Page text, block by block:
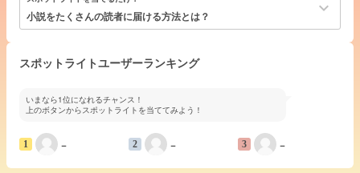
小説をたくさんの読者に届ける方法とは？ keyboard_arrow_down
スポットライトユーザーランキング
いまなら1位になれるチャンス！
上のボタンからスポットライトを当ててみよう！
1 − 2 − 3 −